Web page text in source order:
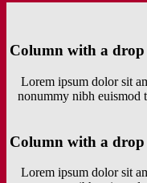
Column with a
Lorem ipsum dolor sit
nonummy nibh euismod
Column with a
Lorem ipsum dolor sit